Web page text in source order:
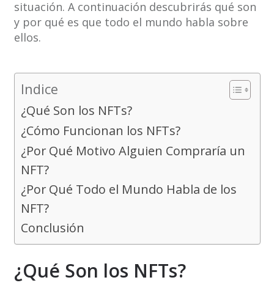
situación. A continuación descubrirás qué son
y por qué es que todo el mundo habla sobre
ellos.
Indice
¿Qué Son los NFTs?
¿Cómo Funcionan los NFTs?
¿Por Qué Motivo Alguien Compraría un
NFT?
¿Por Qué Todo el Mundo Habla de los
NFT?
Conclusión
¿Qué Son los NFTs?